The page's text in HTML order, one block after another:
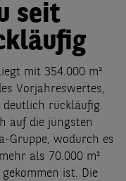
seit
mit 354.000 m²
Vorjahreswertes,
rückläufig.
auf die jüngsten
Gruppe, wodurch es
als 70.000 m²
ist. Die